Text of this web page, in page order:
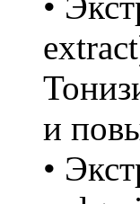
и
•